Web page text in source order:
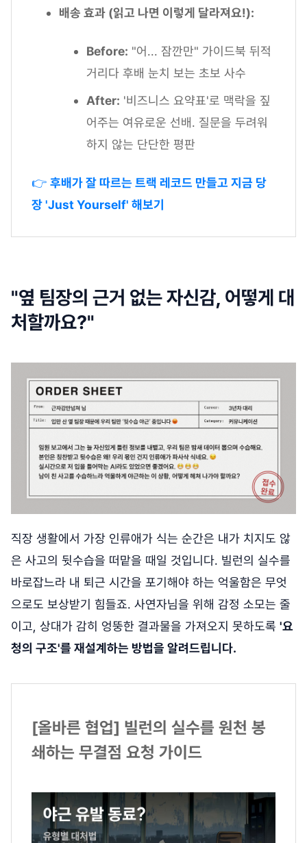
배송 효과 (읽고 나면 이렇게 달라져요!):
Before: "어... 잠깐만" 가이드북 뒤적
거리다 후배 눈치 보는 초보 사수
After: '비즈니스 요약표'로 맥락을 짚
어주는 여유로운 선배. 질문을 두려워
하지 않는 단단한 평판
👉 후배가 잘 따르는 트랙 레코드 만들고 지금 당
장 'Just Yourself' 해보기
"옆 팀장의 근거 없는 자신감, 어떻게 대
처할까요?"
직장 생활에서 가장 인류애가 식는 순간은 내가 치지도 않
은 사고의 뒷수습을 떠맡을 때일 것입니다. 빌런의 실수를
바로잡느라 내 퇴근 시간을 포기해야 하는 억울함은 무엇
으로도 보상받기 힘들죠. 사연자님을 위해 감정 소모는 줄
이고, 상대가 감히 엉뚱한 결과물을 가져오지 못하도록 '요
청의 구조'를 재설계하는 방법을 알려드립니다.
[올바른 협업] 빌런의 실수를 원천 봉
쇄하는 무결점 요청 가이드